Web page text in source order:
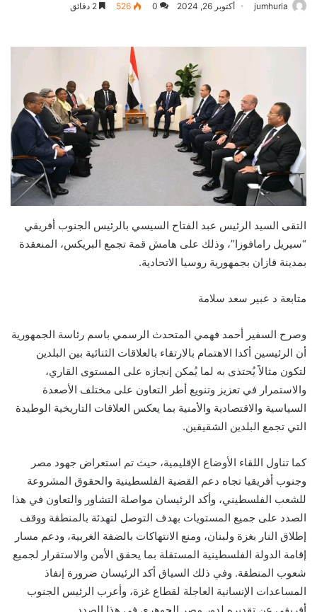
jumhuria أكتوبر 26, 2024 0
526
التقى السيد الرئيس عبد الفتاح السيسي بالرئيس الجنوب أفريقي
“سيريل رامافوزا”، وذلك على هامش قمة تجمع البريكس، المنعقدة
بمدينة قازان بجمهورية روسيا الاتحادية.
متابعة د عبير سعد سلامة
وصرح السفير أحمد فهمي المتحدث الرسمي باسم رئاسة الجمهورية
أن الرئيسين أكدا الاهتمام بالارتقاء بالعلاقات الثنائية بين البلدين
لتكون مثالاً يُحتذى به لما يُمكن إنجازه على المستوى القاري،
والاستمرار في تعزيز وتنويع أطر التعاون على مختلف الأصعدة
السياسية والاقتصادية والأمنية بما يعكس العلاقات التاريخية الوطيدة
التي تجمع البلدين الشقيقين.
كما تناول اللقاء الأوضاع الإقليمية، حيث تم استعراض جهود مصر
وجنوب أفريقيا تجاه دعم القضية الفلسطينية والحقوق المشروعة
للشعب الفلسطيني، وأكد الرئيسان مواصلة التشاور والتعاون في هذا
الصدد على جميع المستويات بهدف التوصل لتهدئة بالمنطقة ووقف
إطلاق النار بغزة ولبنان، ومنع الانتهاكات بالضفة الغربية، ودعم مسار
إقامة الدولة الفلسطينية المستقلة بما يحقق الأمن والاستقرار لجميع
شعوب المنطقة. وفي ذلك السياق أكد الرئيسان ضرورة إنفاذ
المساعدات الإنسانية العاجلة لقطاع غزة، وأعرب الرئيس الجنوب